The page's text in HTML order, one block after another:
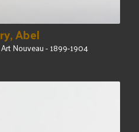
Abel
Nouveau - 1899-1904